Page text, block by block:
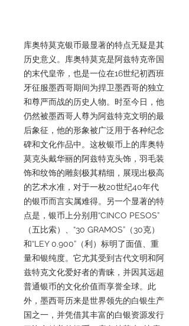
库奥特莫克银币最显著的特点无疑是其
历史意义。库奥特莫克是阿兹特克帝国
的末代皇帝，也是一位在16世纪初西班
牙征服墨西哥期间为捍卫墨西哥的独立
和尊严而战的历史人物。时至今日，他
仍然被墨西哥人尊为阿兹特克文明的最
后象征，他的形象被广泛用于各种纪念
碑和文化作品中。这枚银币上的库奥特
莫克头戴华丽的阿兹特克头饰，羽毛装
饰和纹饰的雕刻极其精细，展现出极高
的艺术水准，对于一枚20世纪40年代
的银币而言实属难得。另一个显著的特
点是，银币上分别用“CINCO PESOS”
（五比索）、“30 GRAMOS”（30克）
和“LEY 0.900”（利）标明了面值、重
量和银纯度。它尤其受到古代文明和阿
兹特克文化爱好者的青睐，并因其远超
普通银币的文化价值而享誉全球。此
外，墨西哥历来是世界领先的白银生产
国之一，并凭借其丰富的白银资源发行